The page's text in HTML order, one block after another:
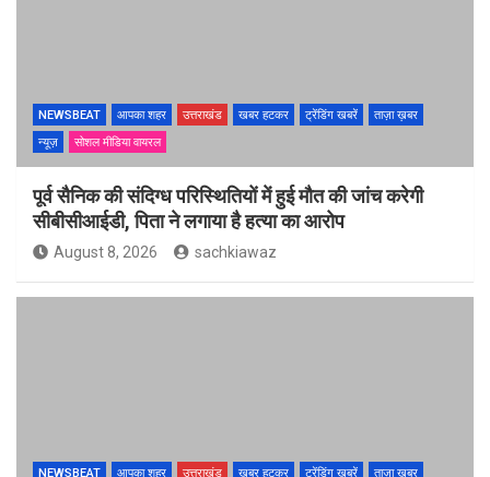
NEWSBEAT आपका शहर उत्तराखंड खबर हटकर ट्रेंडिंग खबरें
ताज़ा ख़बर
न्यूज़
सोशल मीडिया वायरल
पूर्व सैनिक की संदिग्ध परिस्थितियों में हुई मौत की जांच करेगी
सीबीसीआईडी, पिता ने लगाया है हत्या का आरोप
August 8, 2026 sachkiawaz
NEWSBEAT आपका शहर उत्तराखंड खबर हटकर ट्रेंडिंग खबरें
ताज़ा ख़बर